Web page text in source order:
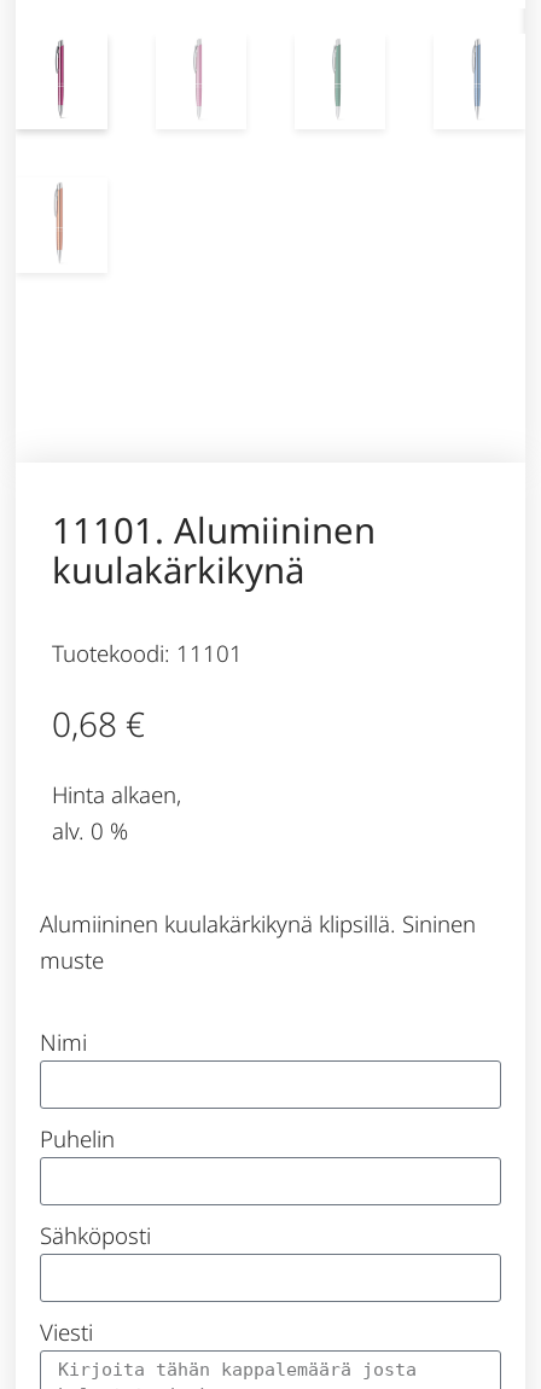
11101. Alumiininen
kuulakärkikynä
Tuotekoodi: 11101
0,68 €
Hinta alkaen,
alv. 0 %
Alumiininen kuulakärkikynä klipsillä. Sininen
muste
Nimi
Puhelin
Sähköposti
Viesti